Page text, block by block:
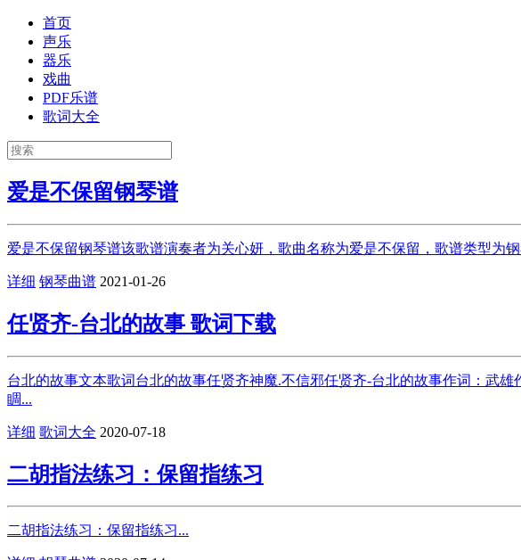
首页
声乐
器乐
戏曲
PDF乐谱
歌词大全
爱是不保留钢琴谱
爱是不保留钢琴谱该歌谱演奏者为关心妍，歌曲名称为爱是不保留，歌谱类型为
详细 钢琴曲谱 2021-01-26
任贤齐-台北的故事 歌词下载
台北的故事文本歌词台北的故事任贤齐神魔.不信邪任贤齐-台北的故事作词：武
睭...
详细 歌词大全 2020-07-18
二胡指法练习：保留指练习
二胡指法练习：保留指练习...